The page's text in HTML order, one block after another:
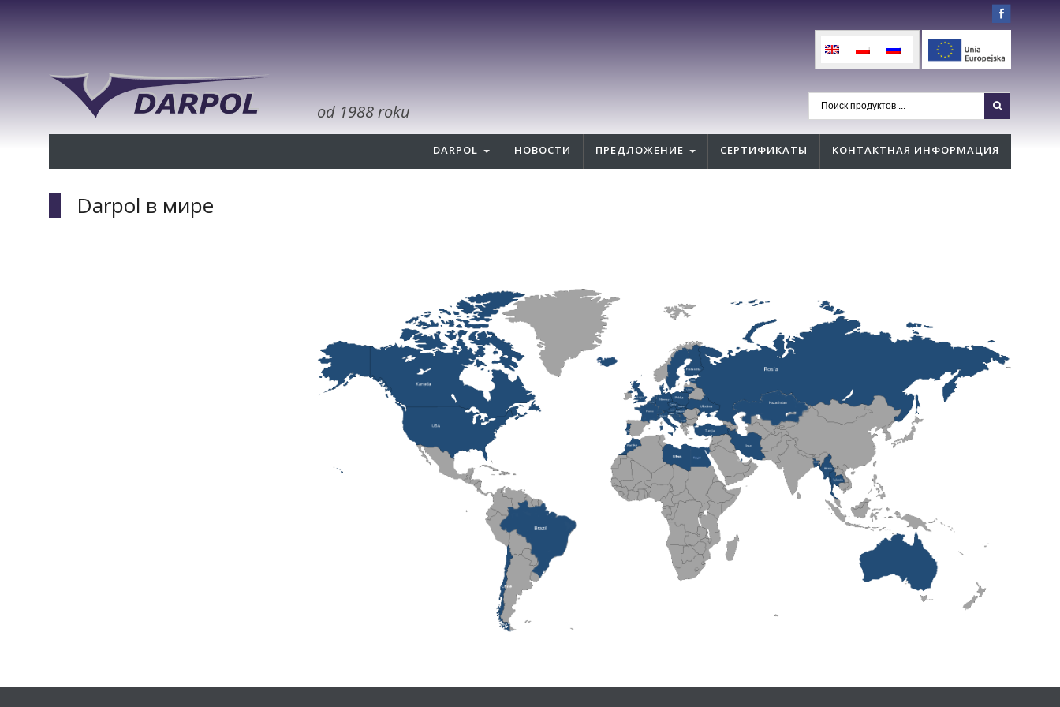
od 1988 roku
DARPOL НОВОСТИ ПРЕДЛОЖЕНИЕ СЕРТИФИКАТЫ КОНТАКТНАЯ ИНФОРМАЦИЯ
Darpol в мире